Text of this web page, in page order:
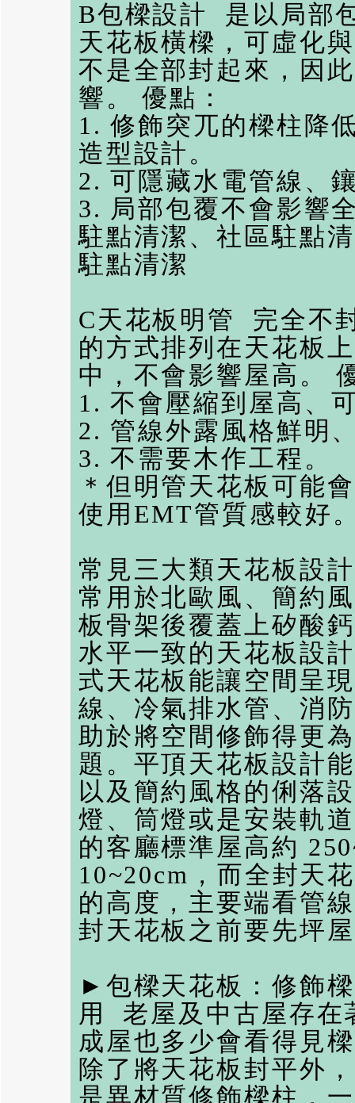
B包樑設計 是以局部
天花板橫樑，可虛化
不是全部封起來，因
響。 優點：
1. 修飾突兀的樑柱降
造型設計。
2. 可隱藏水電管線、
3. 局部包覆不會影響
駐點清潔 、社區駐點
駐點清潔
C天花板明管 完全不
的方式排列在天花板
中，不會影響屋高。
1. 不會壓縮到屋高、
2. 管線外露風格鮮明
3. 不需要木作工程。
＊但明管天花板可能
使用EMT管質感較好
常見三大類天花板設
常用於北歐風、簡約
板骨架後覆蓋上矽酸
水平一致的天花板設
式天花板能讓空間呈
線、冷氣排水管、消
助於將空間修飾得更
題。平頂天花板設計
以及簡約風格的俐落
燈、筒燈或是安裝軌
的客廳標準屋高約
10~20cm，而全封天
的高度，主要端看管
封天花板之前要先坪
►包樑天花板：修飾
用 老屋及中古屋存在
成屋也多少會看得見
除了將天花板封平外
是異材質修飾樑柱，